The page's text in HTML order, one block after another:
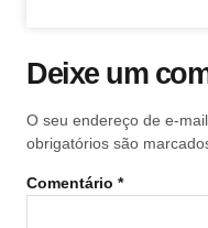
Deixe um
O seu endereço de e-
obrigatórios são
Comentário *